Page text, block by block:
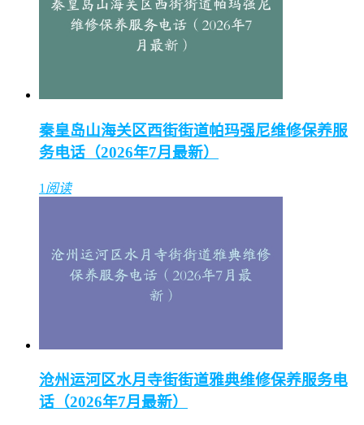
秦皇岛山海关区西街街道帕玛强尼维修保养服
务电话（2026年7月最新）
1 阅读
沧州运河区水月寺街街道雅典维修保养服务电
话（2026年7月最新）